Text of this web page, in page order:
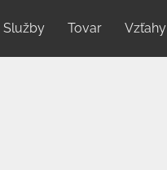
Služby Tovar Vzťahy